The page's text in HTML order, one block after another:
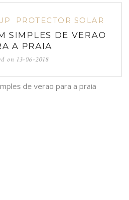
PROTECTOR SOLAR
SIMPLES DE VERAO
A PRAIA
on 13-06-2018